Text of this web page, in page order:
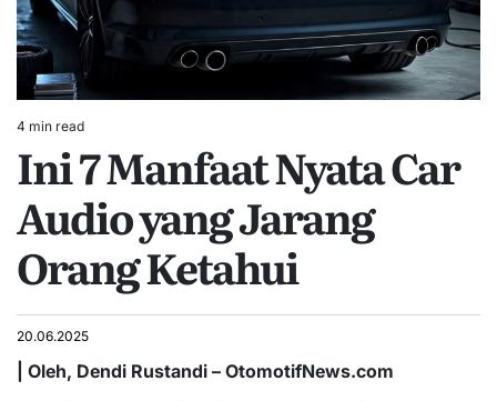
Estimated
read
4 min read
Ini 7 Manfaat Nyata Car
Audio yang Jarang
Orang Ketahui
20.06.2025
| Oleh, Dendi Rustandi – OtomotifNews.com